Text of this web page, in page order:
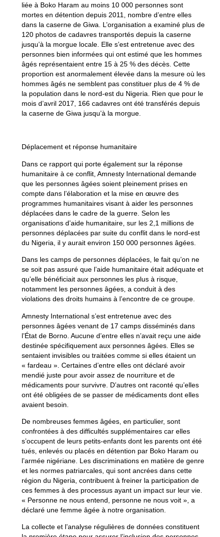
liée à Boko Haram au moins 10 000 personnes sont
mortes en détention depuis 2011, nombre d’entre elles
dans la caserne de Giwa. L’organisation a examiné plus de
120 photos de cadavres transportés depuis la caserne
jusqu’à la morgue locale. Elle s’est entretenue avec des
personnes bien informées qui ont estimé que les hommes
âgés représentaient entre 15 à 25 % des décès. Cette
proportion est anormalement élevée dans la mesure où les
hommes âgés ne semblent pas constituer plus de 4 % de
la population dans le nord-est du Nigeria. Rien que pour le
mois d’avril 2017, 166 cadavres ont été transférés depuis
la caserne de Giwa jusqu’à la morgue.
Déplacement et réponse humanitaire
Dans ce rapport qui porte également sur la réponse
humanitaire à ce conflit, Amnesty International demande
que les personnes âgées soient pleinement prises en
compte dans l’élaboration et la mise en œuvre des
programmes humanitaires visant à aider les personnes
déplacées dans le cadre de la guerre. Selon les
organisations d’aide humanitaire, sur les 2,1 millions de
personnes déplacées par suite du conflit dans le nord-est
du Nigeria, il y aurait environ 150 000 personnes âgées.
Dans les camps de personnes déplacées, le fait qu’on ne
se soit pas assuré que l’aide humanitaire était adéquate et
qu’elle bénéficiait aux personnes les plus à risque,
notamment les personnes âgées, a conduit à des
violations des droits humains à l’encontre de ce groupe.
Amnesty International s’est entretenue avec des
personnes âgées venant de 17 camps disséminés dans
l’État de Borno. Aucune d’entre elles n’avait reçu une aide
destinée spécifiquement aux personnes âgées. Elles se
sentaient invisibles ou traitées comme si elles étaient un
« fardeau ». Certaines d’entre elles ont déclaré avoir
mendié juste pour avoir assez de nourriture et de
médicaments pour survivre. D’autres ont raconté qu’elles
ont été obligées de se passer de médicaments dont elles
avaient besoin.
De nombreuses femmes âgées, en particulier, sont
confrontées à des difficultés supplémentaires car elles
s’occupent de leurs petits-enfants dont les parents ont été
tués, enlevés ou placés en détention par Boko Haram ou
l’armée nigériane. Les discriminations en matière de genre
et les normes patriarcales, qui sont ancrées dans cette
région du Nigeria, contribuent à freiner la participation de
ces femmes à des processus ayant un impact sur leur vie.
« Personne ne nous entend, personne ne nous voit », a
déclaré une femme âgée à notre organisation.
La collecte et l’analyse régulières de données constituent